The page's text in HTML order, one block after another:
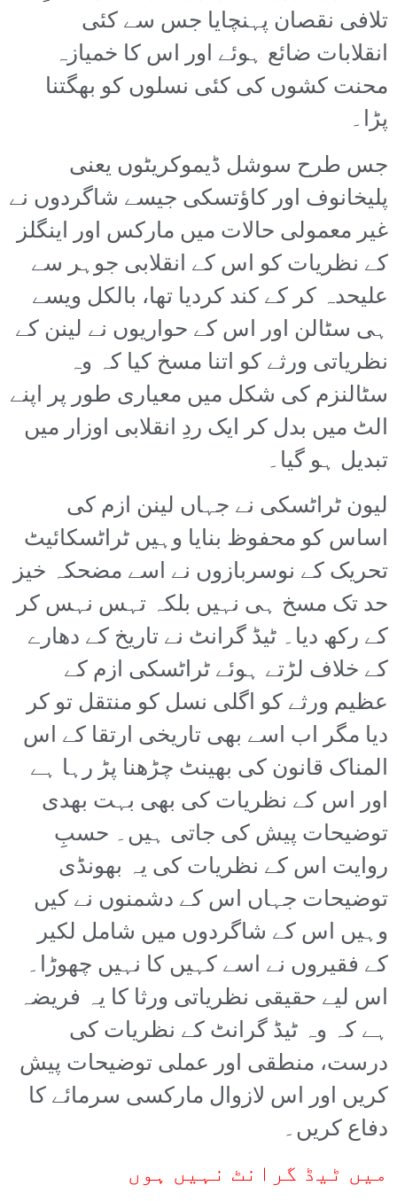
تلافی نقصان پہنچایا جس سے کئی
انقلابات ضائع ہوئے اور اس کا خمیازہ
محنت کشوں کی کئی نسلوں کو بھگتنا
پڑا۔
جس طرح سوشل ڈیموکریٹوں یعنی
پلیخانوف اور کاؤتسکی جیسے شاگردوں نے
غیر معمولی حالات میں مارکس اور اینگلز
کے نظریات کو اس کے انقلابی جوہر سے
علیحدہ کر کے کند کردیا تھا، بالکل ویسے
ہی سٹالن اور اس کے حواریوں نے لینن کے
نظریاتی ورثے کو اتنا مسخ کیا کہ وہ
سٹالنزم کی شکل میں معیاری طور پر اپنے
الٹ میں بدل کر ایک ردِ انقلابی اوزار میں
تبدیل ہو گیا۔
لیون ٹراٹسکی نے جہاں لینن ازم کی
اساس کو محفوظ بنایا وہیں ٹراٹسکائیٹ
تحریک کے نوسربازوں نے اسے مضحکہ خیز
حد تک مسخ ہی نہیں بلکہ تہس نہس کر
کے رکھ دیا۔ ٹیڈ گرانٹ نے تاریخ کے دھارے
کے خلاف لڑتے ہوئے ٹراٹسکی ازم کے
عظیم ورثے کو اگلی نسل کو منتقل تو کر
دیا مگر اب اسے بھی تاریخی ارتقا کے اس
المناک قانون کی بھینٹ چڑھنا پڑ رہا ہے
اور اس کے نظریات کی بھی بہت بھدی
توضیحات پیش کی جاتی ہیں۔ حسبِ
روایت اس کے نظریات کی یہ بھونڈی
توضیحات جہاں اس کے دشمنوں نے کیں
وہیں اس کے شاگردوں میں شامل لکیر
کے فقیروں نے اسے کہیں کا نہیں چھوڑا۔
اس لیے حقیقی نظریاتی ورثا کا یہ فریضہ
ہے کہ وہ ٹیڈ گرانٹ کے نظریات کی
درست، منطقی اور عملی توضیحات پیش
کریں اور اس لازوال مارکسی سرمائے کا
دفاع کریں۔
میں ٹیڈ گرانٹ نہیں ہوں